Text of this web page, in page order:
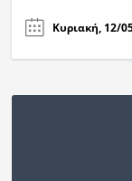
Κυριακή, 12/